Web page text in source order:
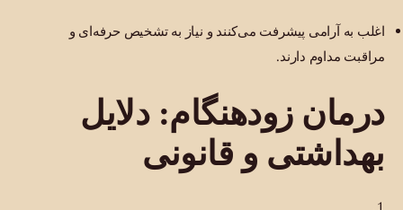
اغلب به آرامی پیشرفت می‌کنند و نیاز به تشخیص حرفه‌ای و
مراقبت مداوم دارند.
درمان زودهنگام: دلایل
بهداشتی و قانونی